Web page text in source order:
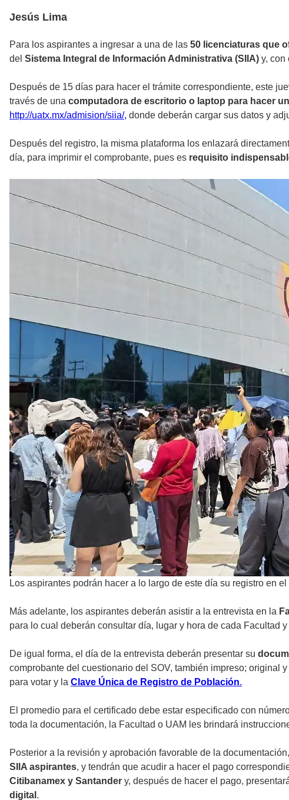
Jesús Lima
Para los aspirantes a ingresar a una de las 50 licenciaturas que
del Sistema Integral de Información Administrativa (SIIA) y, con
Después de 15 días para hacer el trámite correspondiente, este
través de una computadora de escritorio o laptop para hacer
http://uatx.mx/admision/siia/, donde deberán cargar sus datos y
Después del registro, la misma plataforma los enlazará
día, para imprimir el comprobante, pues es requisito
Los aspirantes podrán hacer a lo largo de este día su registro en
Más adelante, los aspirantes deberán asistir a la entrevista en la
para lo cual deberán consultar día, lugar y hora de cada Facultad y
De igual forma, el día de la entrevista deberán presentar su
comprobante del cuestionario del SOV, también impreso; original
para votar y la Clave Única de Registro de Población.
El promedio para el certificado debe estar especificado con
toda la documentación, la Facultad o UAM les brindará
Posterior a la revisión y aprobación favorable de la
SIlA aspirantes, y tendrán que acudir a hacer el pago
Citibanamex y Santander y, después de hacer el pago,
digital .